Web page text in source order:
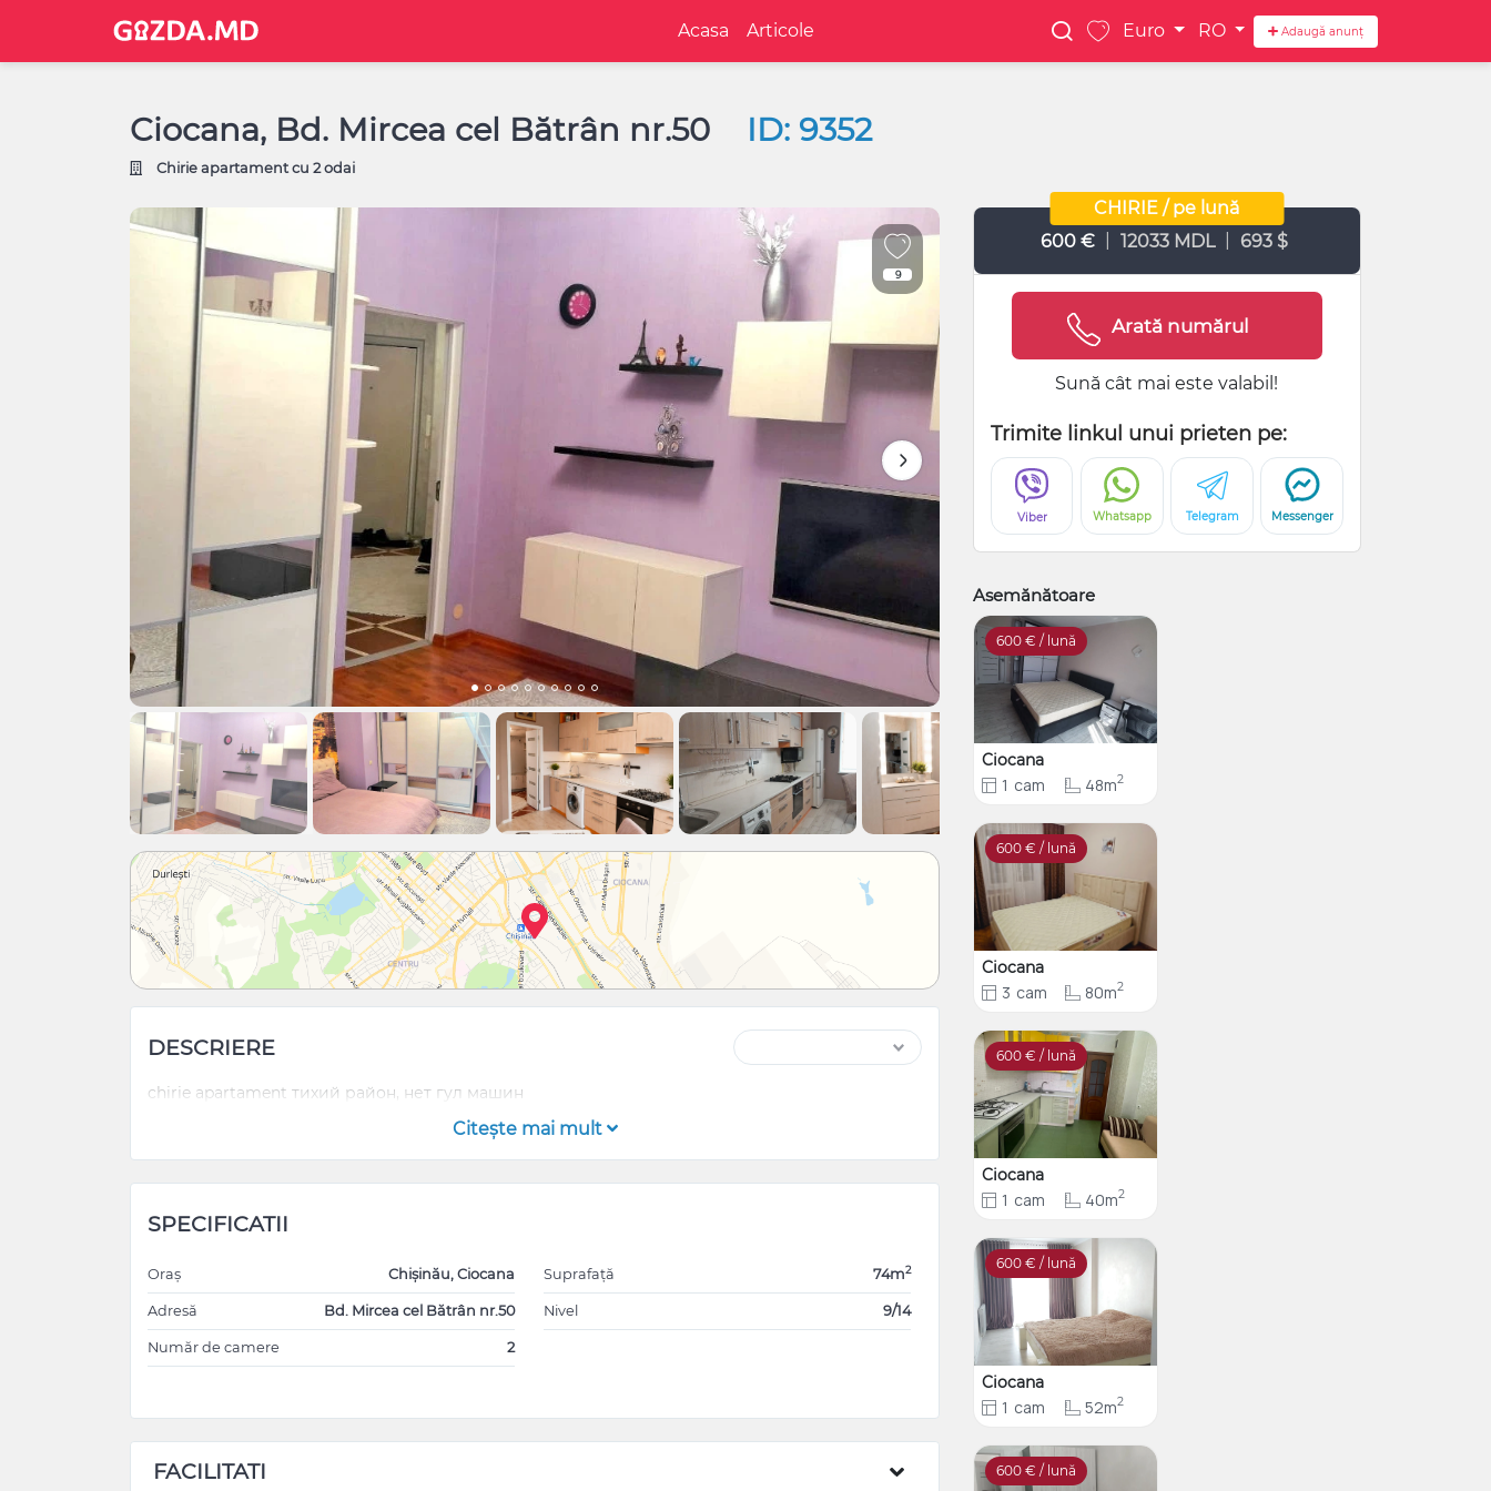
Acasa Articole Euro RO Adaugă anunț
Ciocana, Bd. Mircea cel Bătrân nr.50 ID: 9352
Chirie apartament cu 2 odai
9
DESCRIERE
chirie apartament тихий район, нет гул машин
Citeşte mai mult
SPECIFICATII
Oraș Chișinău, Ciocana
Adresă Bd. Mircea cel Bătrân nr.50
Număr de camere 2
Suprafață 74m2
Nivel 9/14
FACILITATI
CHIRIE / pe lună
600 €
12033 MDL 693 $
Arată numărul
Sună cât mai este valabil!
Trimite linkul unui prieten pe:
Viber Whatsapp Telegram Messenger
Asemănătoare
600 € / lună
Ciocana
1 cam 48m2
600 € / lună
Ciocana
3 cam 80m2
600 € / lună
Ciocana
1 cam 40m2
600 € / lună
Ciocana
1 cam 52m2
600 € / lună